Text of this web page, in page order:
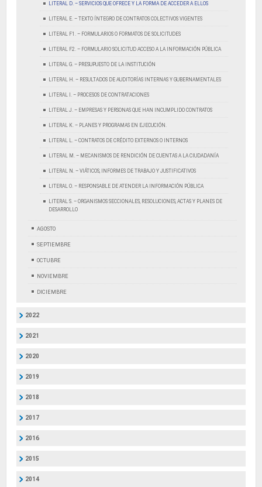
LITERAL D. – SERVICIOS QUE OFRECE Y LA FORMA DE ACCEDER A ELLOS
LITERAL E. – TEXTO ÍNTEGRO DE CONTRATOS COLECTIVOS VIGENTES
LITERAL F1. – FORMULARIOS O FORMATOS DE SOLICITUDES
LITERAL F2. – FORMULARIO SOLICITUD ACCESO A LA INFORMACIÓN PÚBLICA
LITERAL G. – PRESUPUESTO DE LA INSTITUCIÓN
LITERAL H. – RESULTADOS DE AUDITORÍAS INTERNAS Y GUBERNAMENTALES
LITERAL I. – PROCESOS DE CONTRATACIONES
LITERAL J. – EMPRESAS Y PERSONAS QUE HAN INCUMPLIDO CONTRATOS
LITERAL K. – PLANES Y PROGRAMAS EN EJECUCIÓN.
LITERAL L. – CONTRATOS DE CRÉDITO EXTERNOS O INTERNOS
LITERAL M. – MECANISMOS DE RENDICIÓN DE CUENTAS A LA CIUDADANÍA
LITERAL N. – VIÁTICOS, INFORMES DE TRABAJO Y JUSTIFICATIVOS
LITERAL O. – RESPONSABLE DE ATENDER LA INFORMACIÓN PÚBLICA
LITERAL S. – ORGANISMOS SECCIONALES, RESOLUCIONES, ACTAS Y PLANES DE
DESARROLLO
AGOSTO
SEPTIEMBRE
OCTUBRE
NOVIEMBRE
DICIEMBRE
2022
2021
2020
2019
2018
2017
2016
2015
2014